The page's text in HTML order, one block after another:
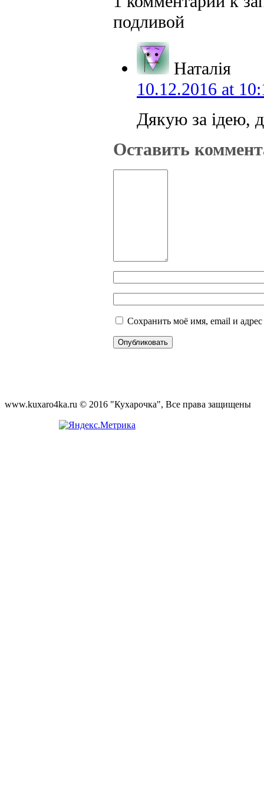
подливой
Наталія
10.12.2016 at
Дякую за ідею,
Оставить
Сохранить моё имя, email и
www.kuxaro4ka.ru © 2016 "Кухарочка", Все права защищены